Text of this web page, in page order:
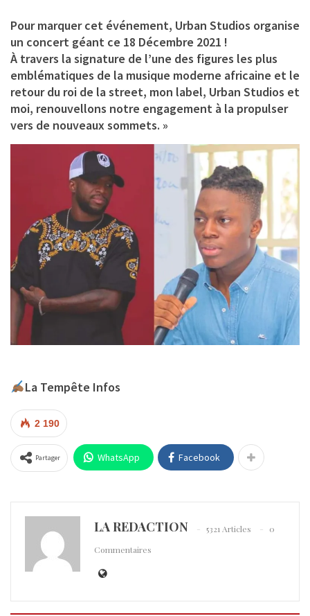
Pour marquer cet événement, Urban Studios organise
un concert géant ce 18 Décembre 2021 !
À travers la signature de l’une des figures les plus
emblématiques de la musique moderne africaine et le
retour du roi de la street, mon label, Urban Studios et
moi, renouvellons notre engagement à la propulser
vers de nouveaux sommets. »
La Tempête Infos
2 190
Partager WhatsApp Facebook
LA REDACTION 5321 Articles
0
Commentaires